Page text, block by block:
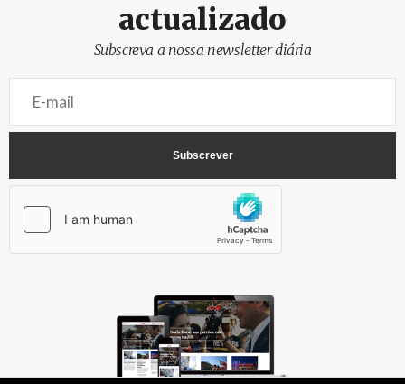
actualizado
Subscreva a nossa newsletter diária